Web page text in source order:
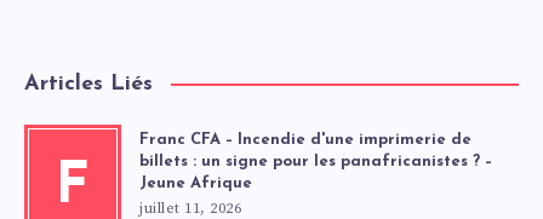
Articles Liés
F
Franc CFA – Incendie d'une imprimerie de
billets : un signe pour les panafricanistes ? –
Jeune Afrique
juillet 11, 2026